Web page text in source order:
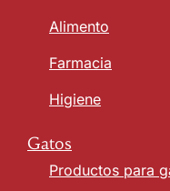
Alimento
Farmacia
Higiene
Gatos
Productos para